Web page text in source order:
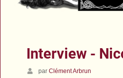
Interview -
parClément Arbrun